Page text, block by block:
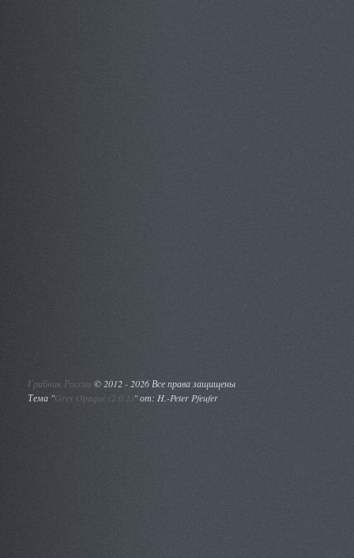
Грибник России ©2012 - 2026 Все права защищены
Тема "Grey Opaque (2.0.1)" от: H.-Peter Pfeufer